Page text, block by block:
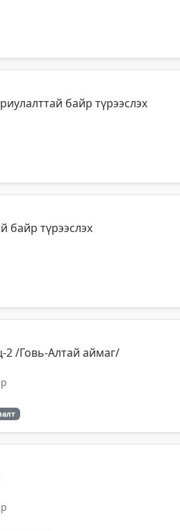
байр түрээслэх
байр түрээслэх
2 /Говь-Алтай аймаг/